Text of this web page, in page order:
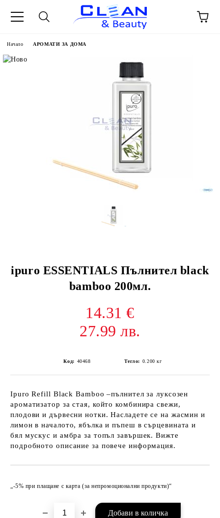
Начало АРОМАТИ ЗА ДОМА
ipuro ESSENTIALS Пълнител black
bamboo 200мл.
14.31 €
27.99 лв.
Код: 40468 Тегло: 0.200 кг
Ipuro Refill Black Bamboo –пълнител за луксозен
ароматизатор за стая, който комбинира свежи,
плодови и дървесни нотки. Насладете се на жасмин и
лимон в началото, ябълка и пъпеш в сърцевината и
бял мускус и амбра за топъл завършек. Вижте
подробното описание за повече информация.
„-5% при плащане с карта (за непромоционални продукти)“